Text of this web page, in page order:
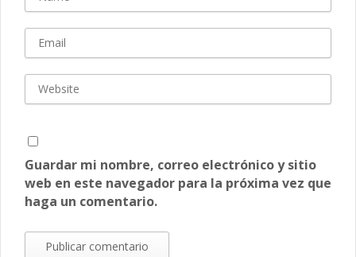
Guardar mi nombre, correo electrónico y sitio
web en este navegador para la próxima vez que
haga un comentario.